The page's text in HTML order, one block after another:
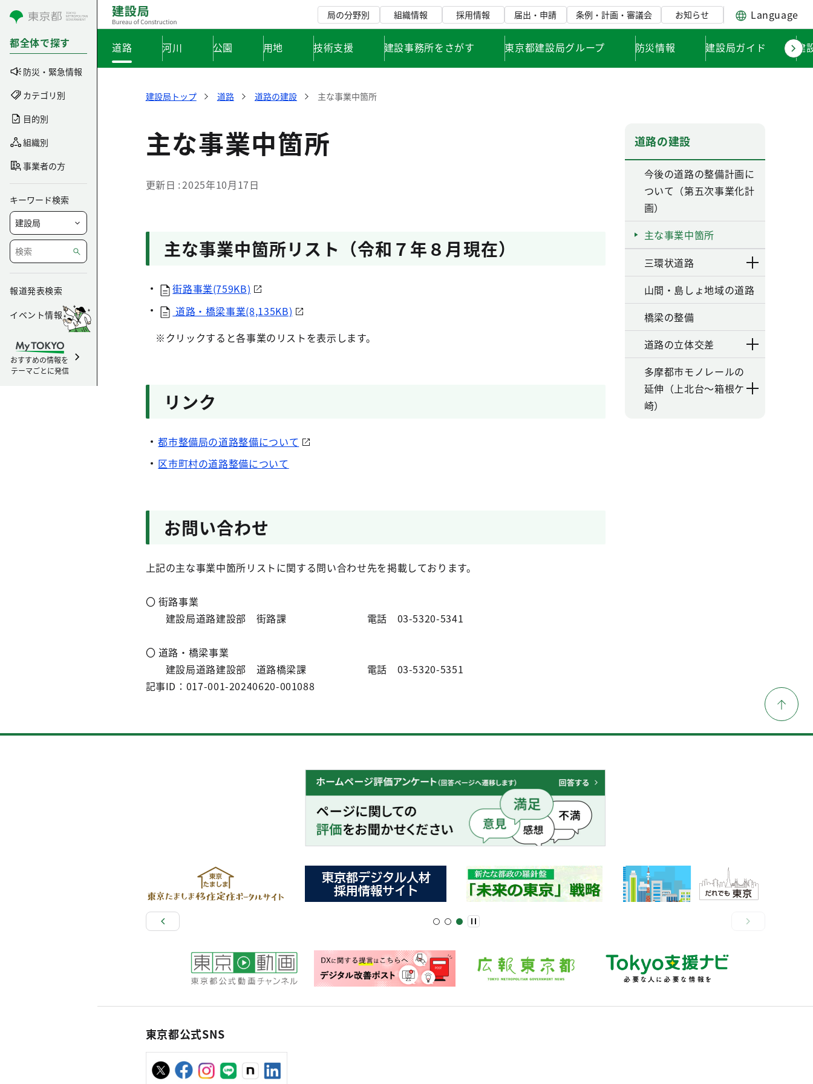
コンテンツにスキップ
都全体で探す
防災・緊急情報
カテゴリ別
目的別
組織別
事業者の方
キーワード検索
報道発表検索
イベント情報
おすすめの情報を
テーマごとに発信
局の分野別 組織情報 採用情報 届出・申請 条例・計画・審議会 お知らせ Language
道路 河川 公園 用地 技術支援 建設事務所をさがす 東京都建設局グループ 防災情報 建設局ガイド 建
建設局トップ 道路 道路の建設 主な事業中箇所
主な事業中箇所
更新日 2025年10月17日
主な事業中箇所リスト（令和７年８月現在）
街路事業(759KB)
道路・橋梁事業(8,135KB)
※クリックすると各事業のリストを表示します。
リンク
都市整備局の道路整備について
区市町村の道路整備について
お問い合わせ
上記の主な事業中箇所リストに関する問い合わせ先を掲載しております。
〇 街路事業
建設局道路建設部 街路課 電話 03-5320-5341
〇 道路・橋梁事業
建設局道路建設部 道路橋梁課 電話 03-5320-5351
記事ID：017-001-20240620-001088
道路の建設
今後の道路の整備計画に
ついて（第五次事業化計
画）
主な事業中箇所
三環状道路
山間・島しょ地域の道路
橋梁の整備
道路の立体交差
多摩都市モノレールの
延伸（上北台～箱根ケ
崎）
東京都公式SNS